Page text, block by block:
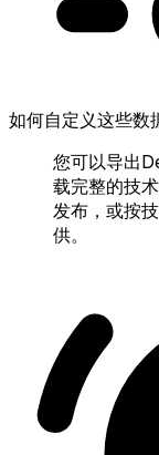
如何自定义这些数
您可以导出
载完整的技
发布，或按
供。